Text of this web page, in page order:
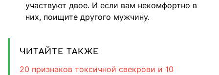
участвуют двое. И если вам некомфортно в
них, поищите другого мужчину.
ЧИТАЙТЕ ТАКЖЕ
20 признаков токсичной свекрови и 10